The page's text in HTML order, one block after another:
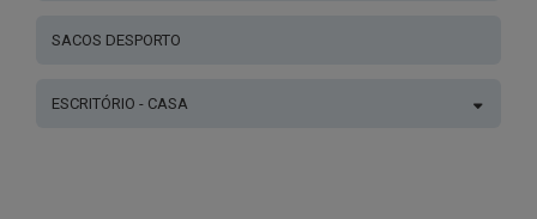
SACOS DESPORTO
ESCRITÓRIO - CASA